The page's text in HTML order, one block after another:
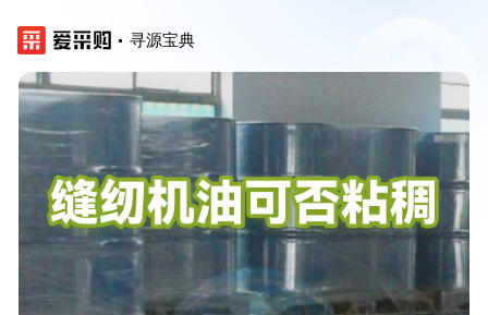
寻源宝典